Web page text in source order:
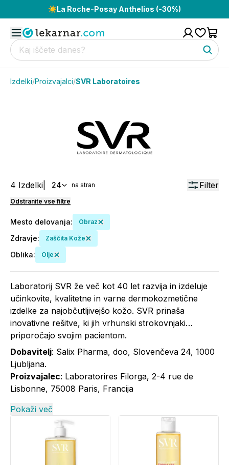
☀️La Roche-Posay Anthelios (-30%)
Izdelki/Proizvajalci/SVR Laboratoires
4 Izdelki 24 na stran Filter
Odstranite vse filtre
Mesto delovanja: Obraz
Zdravje: Zaščita Kože
Oblika: Olje
Laboratorij SVR že več kot 40 let razvija in izdeluje
učinkovite, kvalitetne in varne dermokozmetične
izdelke za najobčutljivejšo kožo. SVR prinaša
inovativne rešitve, ki jih vrhunski strokovnjaki
priporočajo svojim pacientom.
Dobavitelj: Salix Pharma, doo, Slovenčeva 24, 1000
Ljubljana.
Proizvajalec: Laboratorires Filorga, 2-4 rue de
Lisbonne, 75008 Paris, Francija
Pokaži več